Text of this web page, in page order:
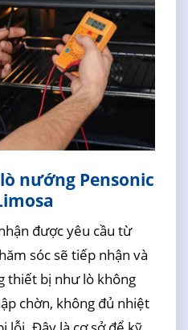
nướng Pensonic
được yêu cầu từ
sóc sẽ tiếp nhận và
thiết bị như lò không
chờn, không đủ nhiệt